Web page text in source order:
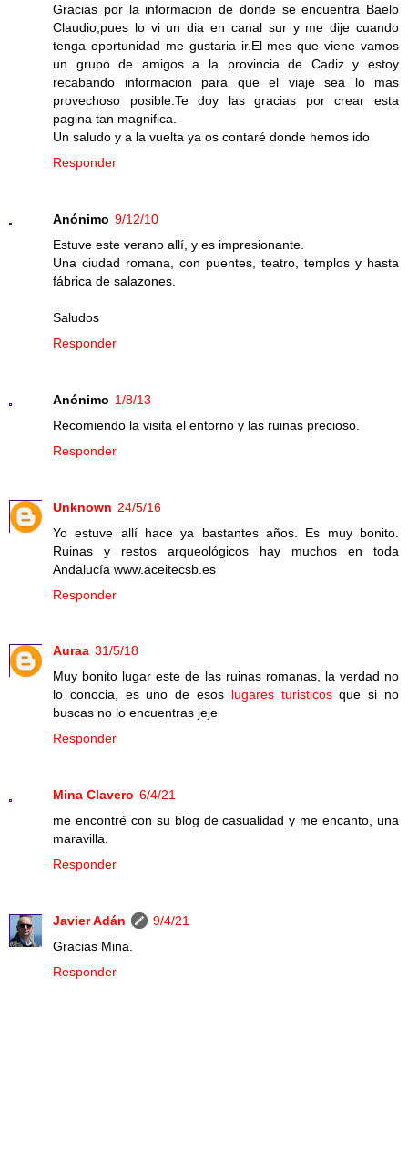
Gracias por la informacion de donde se encuentra Baelo
Claudio,pues lo vi un dia en canal sur y me dije cuando
tenga oportunidad me gustaria ir.El mes que viene vamos
un grupo de amigos a la provincia de Cadiz y estoy
recabando informacion para que el viaje sea lo mas
provechoso posible.Te doy las gracias por crear esta
pagina tan magnifica.
Un saludo y a la vuelta ya os contaré donde hemos ido
Responder
Anónimo 9/12/10
Estuve este verano allí, y es impresionante.
Una ciudad romana, con puentes, teatro, templos y hasta
fábrica de salazones.
Saludos
Responder
Anónimo 1/8/13
Recomiendo la visita el entorno y las ruinas precioso.
Responder
Unknown 24/5/16
Yo estuve allí hace ya bastantes años. Es muy bonito.
Ruinas y restos arqueológicos hay muchos en toda
Andalucía www.aceitecsb.es
Responder
Auraa 31/5/18
Muy bonito lugar este de las ruinas romanas, la verdad no
lo conocia, es uno de esos lugares turisticosque si no
buscas no lo encuentras jeje
Responder
Mina Clavero 6/4/21
me encontré con su blog de casualidad y me encanto, una
maravilla.
Responder
Javier Adán
9/4/21
Gracias Mina.
Responder